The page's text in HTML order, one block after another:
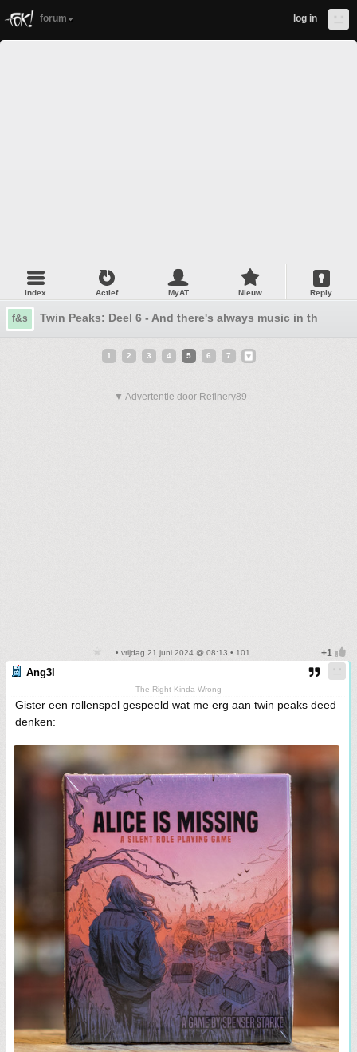
forum log in
Index Actief MyAT Nieuw Reply
f&s Twin Peaks: Deel 6 - And there's always music in the air
1 2 3 4 5 6 7
▼ Advertentie door Refinery89
• vrijdag 21 juni 2024 @ 08:13 • 101
Ang3l
The Right Kinda Wrong
Gister een rollenspel gespeeld wat me erg aan twin peaks deed
denken: